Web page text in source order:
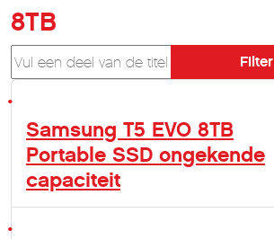
8TB
Vul een deel van de titel in
Filter
Samsung T5 EVO 8TB
Portable SSD ongekende
capaciteit